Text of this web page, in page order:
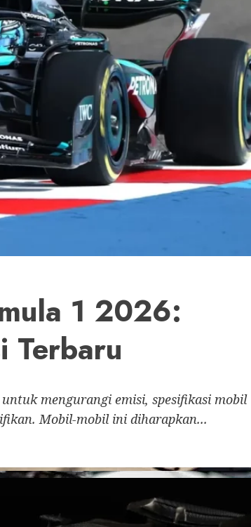
1 2026:
Terbaru
mengurangi emisi, spesifikasi mobil
Mobil-mobil ini diharapkan...